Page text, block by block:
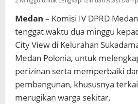
dan
Atasi
Warga
Medan – Komisi IV DPRD
tenggat waktu dua minggu
City View di Kelurahan
Medan Polonia, untuk
perizinan serta memperbaiki
pembangunan, khususnya
merugikan warga sekitar.